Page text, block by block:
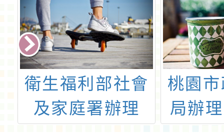
衛生福利部社會
及家庭署辦理
桃園
局辦